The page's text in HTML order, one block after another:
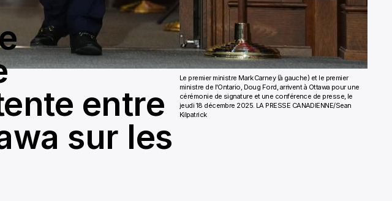
Le premier ministre Mark Carney (à gauche) et le premier
ministre de l'Ontario, Doug Ford, arrivent à Ottawa pour une
cérémonie de signature et une conférence de presse, le
jeudi 18 décembre 2025. LA PRESSE CANADIENNE/Sean
Kilpatrick
entre
sur les